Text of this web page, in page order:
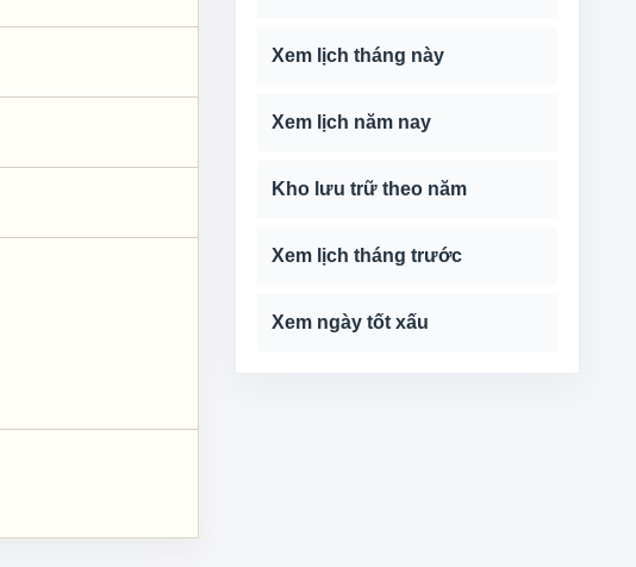
Xem lịch tháng này
Xem lịch năm nay
Kho lưu trữ theo năm
Xem lịch tháng trước
Xem ngày tốt xấu